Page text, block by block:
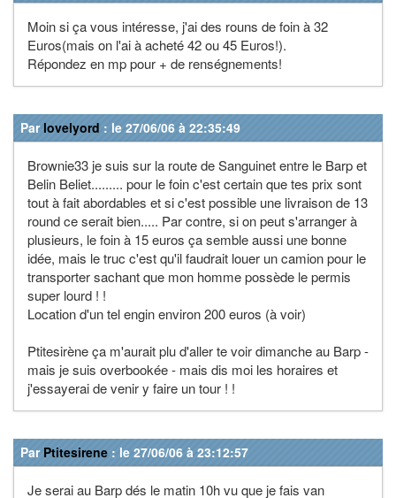
Moin si ça vous intéresse, j'ai des rouns de foin à 32
Euros(mais on l'ai à acheté 42 ou 45 Euros!).
Répondez en mp pour + de renségnements!
Par lovelyord : le 27/06/06 à 22:35:49
Brownie33 je suis sur la route de Sanguinet entre le Barp et
Belin Beliet......... pour le foin c'est certain que tes prix sont
tout à fait abordables et si c'est possible une livraison de 13
round ce serait bien..... Par contre, si on peut s'arranger à
plusieurs, le foin à 15 euros ça semble aussi une bonne
idée, mais le truc c'est qu'il faudrait louer un camion pour le
transporter sachant que mon homme possède le permis
super lourd ! !
Location d'un tel engin environ 200 euros (à voir)
Ptitesirène ça m'aurait plu d'aller te voir dimanche au Barp -
mais je suis overbookée - mais dis moi les horaires et
j'essayerai de venir y faire un tour ! !
Par Ptitesirene : le 27/06/06 à 23:12:57
Je serai au Barp dés le matin 10h vu que je fais van